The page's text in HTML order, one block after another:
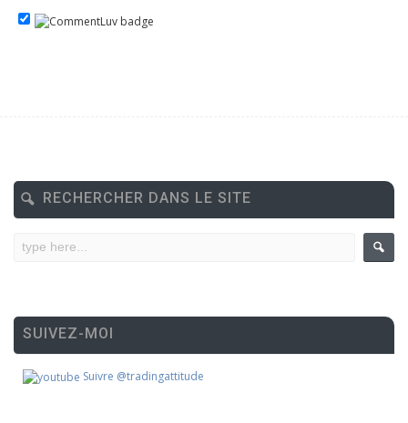
RECHERCHER DANS LE SITE
SUIVEZ-MOI
Suivre @tradingattitude